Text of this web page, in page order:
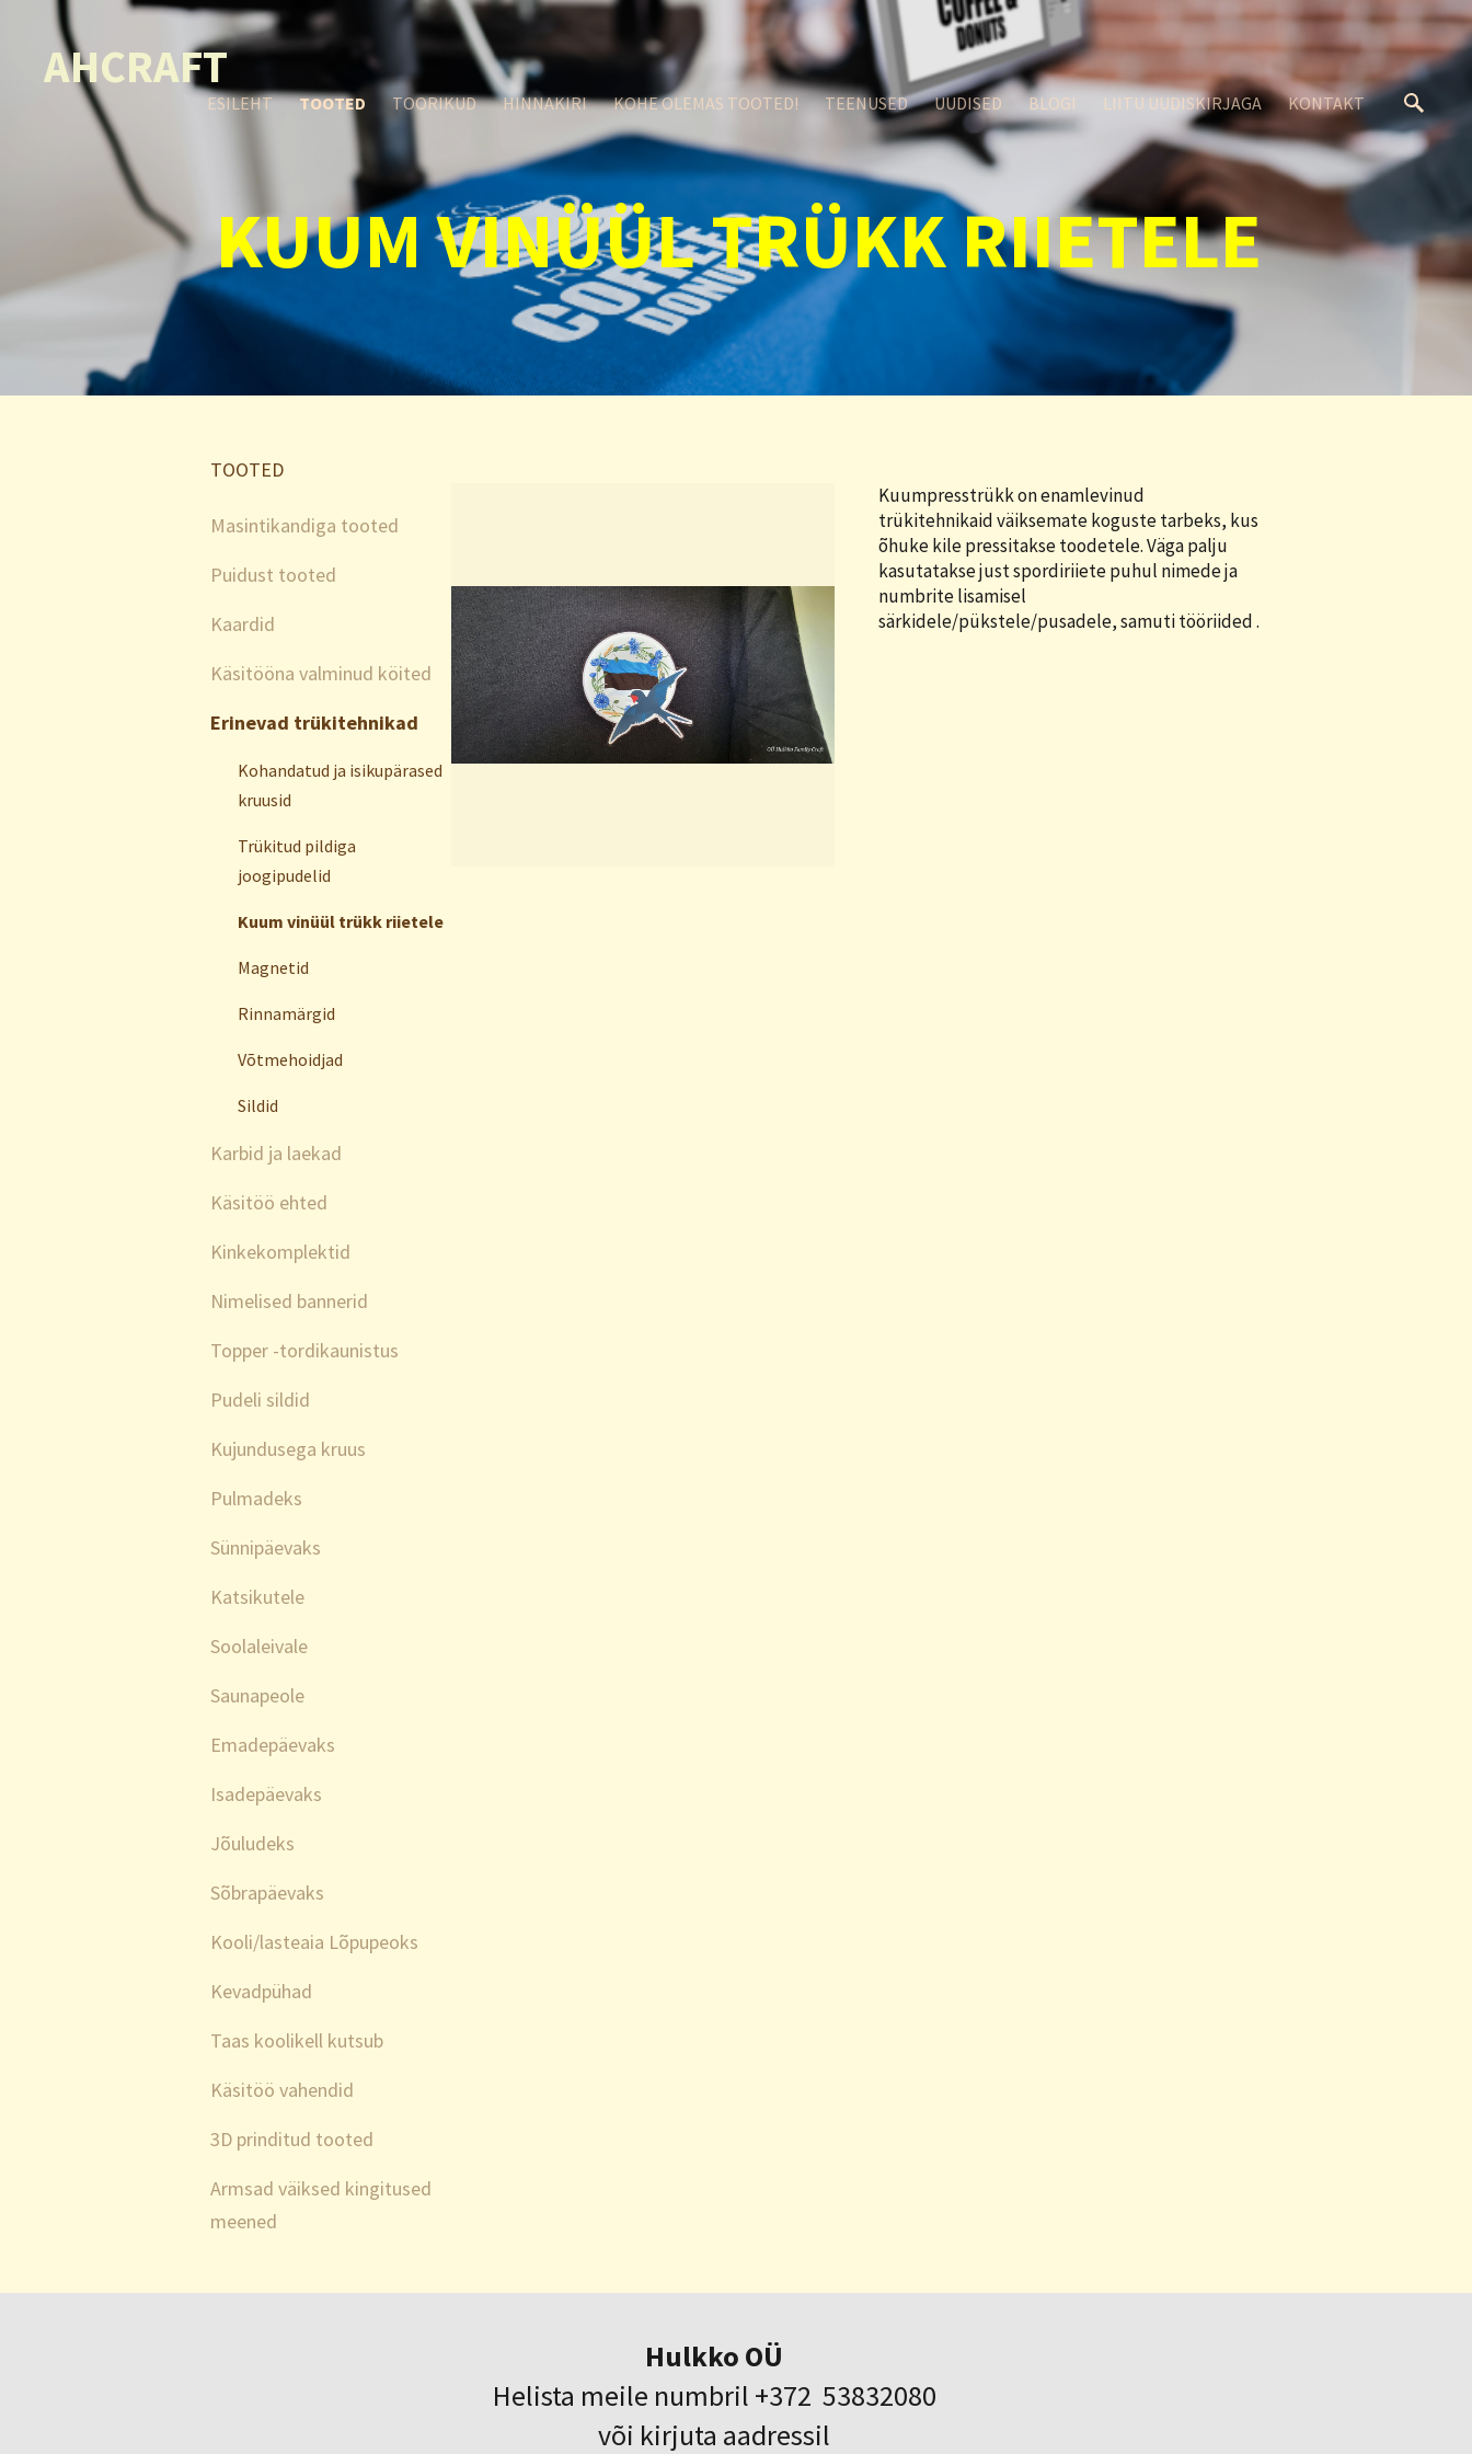
AHCRAFT
ESILEHT TOOTED TOORIKUD HINNAKIRI KOHE OLEMAS TOOTED! TEENUSED UUDISED BLOGI LIITU UUDISKIRJAGA KONTAKT
KUUM VINÜÜL TRÜKK RIIETELE
TOOTED
Masintikandiga tooted
Puidust tooted
Kaardid
Käsitööna valminud köited
Erinevad trükitehnikad
Kohandatud ja isikupärased
kruusid
Trükitud pildiga
joogipudelid
Kuum vinüül trükk riietele
Magnetid
Rinnamärgid
Võtmehoidjad
Sildid
Karbid ja laekad
Käsitöö ehted
Kinkekomplektid
Nimelised bannerid
Topper -tordikaunistus
Pudeli sildid
Kujundusega kruus
Pulmadeks
Sünnipäevaks
Katsikutele
Soolaleivale
Saunapeole
Emadepäevaks
Isadepäevaks
Jõuludeks
Sõbrapäevaks
Kooli/lasteaia Lõpupeoks
Kevadpühad
Taas koolikell kutsub
Käsitöö vahendid
3D prinditud tooted
Armsad väiksed kingitused
meened
Kuumpresstrükk on enamlevinud
trükitehnikaid väiksemate koguste tarbeks, kus
õhuke kile pressitakse toodetele. Väga palju
kasutatakse just spordiriiete puhul nimede ja
numbrite lisamisel
särkidele/pükstele/pusadele, samuti tööriided .
Hulkko OÜ
Helista meile numbril +372 53832080
või kirjuta aadressil